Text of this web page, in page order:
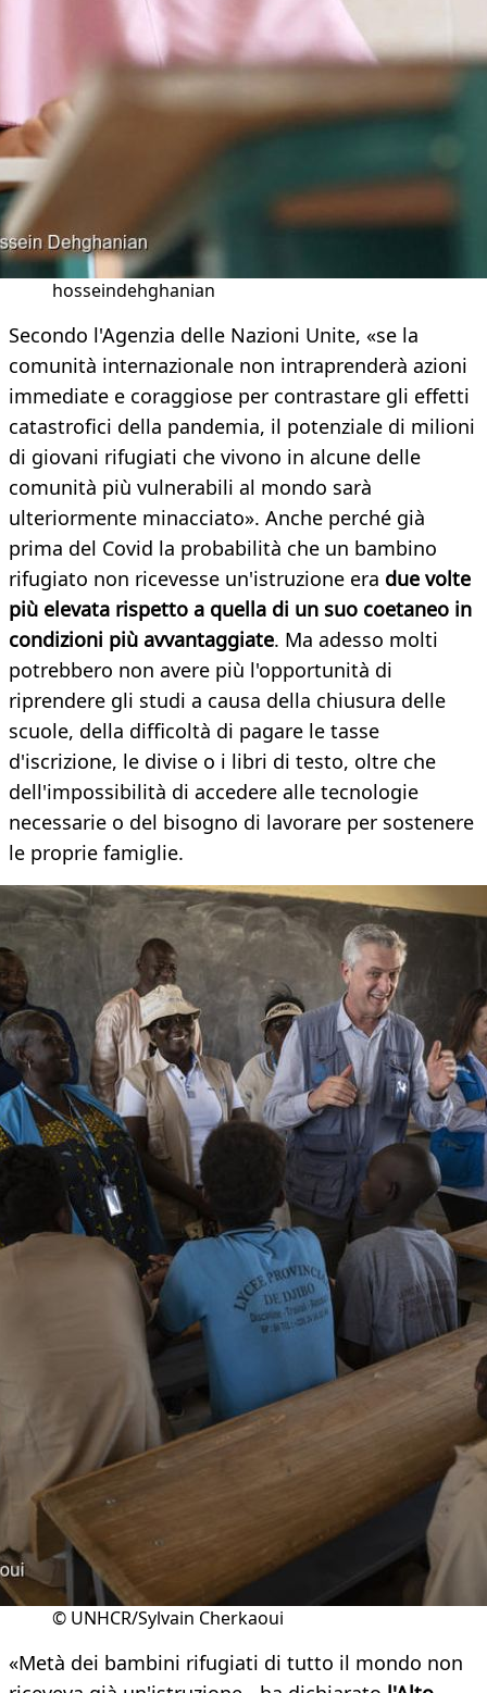
hosseindehghanian
Secondo l'Agenzia delle Nazioni Unite, «se la
comunità internazionale non intraprenderà azioni
immediate e coraggiose per contrastare gli effetti
catastrofici della pandemia, il potenziale di milioni
di giovani rifugiati che vivono in alcune delle
comunità più vulnerabili al mondo sarà
ulteriormente minacciato». Anche perché già
prima del Covid la probabilità che un bambino
rifugiato non ricevesse un'istruzione era due volte
più elevata rispetto a quella di un suo coetaneo in
condizioni più avvantaggiate. Ma adesso molti
potrebbero non avere più l'opportunità di
riprendere gli studi a causa della chiusura delle
scuole, della difficoltà di pagare le tasse
d'iscrizione, le divise o i libri di testo, oltre che
dell'impossibilità di accedere alle tecnologie
necessarie o del bisogno di lavorare per sostenere
le proprie famiglie.
© UNHCR/Sylvain Cherkaoui
«Metà dei bambini rifugiati di tutto il mondo non